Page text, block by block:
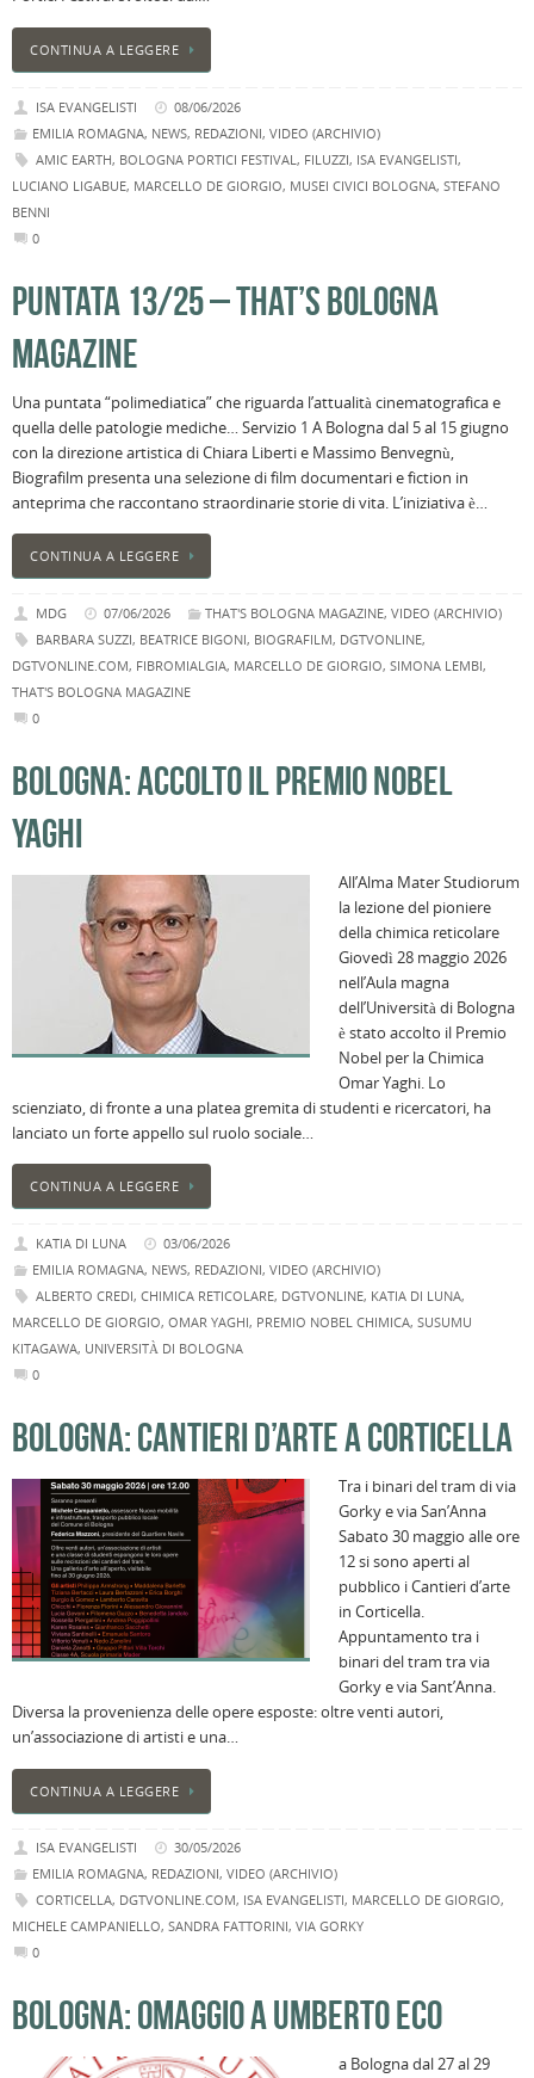
CONTINUA A LEGGERE
ISA EVANGELISTI
08/06/2026
EMILIA ROMAGNA, NEWS, REDAZIONI, VIDEO (ARCHIVIO)
AMIC EARTH, BOLOGNA PORTICI FESTIVAL , FILUZZI, ISA EVANGELISTI,
LUCIANO LIGABUE, MARCELLO DE GIORGIO, MUSEI CIVICI BOLOGNA, STEFANO
BENNI
0
PUNTATA 13/25 – THAT’S BOLOGNA
MAGAZINE
Una puntata “polimediatica” che riguarda l’attualità cinematografica e
quella delle patologie mediche… Servizio 1 A Bologna dal 5 al 15 giugno
con la direzione artistica di Chiara Liberti e Massimo Benvegnù,
Biografilm presenta una selezione di film documentari e fiction in
anteprima che raccontano straordinarie storie di vita. L’iniziativa è…
CONTINUA A LEGGERE
MDG 07/06/2026 THAT'S BOLOGNA MAGAZINE, VIDEO (ARCHIVIO)
BARBARA SUZZI, BEATRICE BIGONI, BIOGRAFILM, DGTVONLINE,
DGTVONLINE.COM, FIBROMIALGIA, MARCELLO DE GIORGIO, SIMONA LEMBI,
THAT'S BOLOGNA MAGAZINE
0
BOLOGNA: ACCOLTO IL PREMIO NOBEL
YAGHI
All’Alma Mater Studiorum
la lezione del pioniere
della chimica reticolare
Giovedì 28 maggio 2026
nell’Aula magna
dell’Università di Bologna
è stato accolto il Premio
Nobel per la Chimica
Omar Yaghi. Lo
scienziato, di fronte a una platea gremita di studenti e ricercatori, ha
lanciato un forte appello sul ruolo sociale…
CONTINUA A LEGGERE
KATIA DI LUNA
03/06/2026
EMILIA ROMAGNA, NEWS, REDAZIONI, VIDEO (ARCHIVIO)
ALBERTO CREDI, CHIMICA RETICOLARE, DGTVONLINE, KATIA DI LUNA,
MARCELLO DE GIORGIO, OMAR YAGHI, PREMIO NOBEL CHIMICA, SUSUMU
KITAGAWA, UNIVERSITÀ DI BOLOGNA
0
BOLOGNA: CANTIERI D’ARTE A CORTICELLA
Tra i binari del tram di via
Gorky e via San’Anna
Sabato 30 maggio alle ore
12 si sono aperti al
pubblico i Cantieri d’arte
in Corticella.
Appuntamento tra i
binari del tram tra via
Gorky e via Sant’Anna.
Diversa la provenienza delle opere esposte: oltre venti autori,
un’associazione di artisti e una…
CONTINUA A LEGGERE
ISA EVANGELISTI
30/05/2026
EMILIA ROMAGNA, REDAZIONI, VIDEO (ARCHIVIO)
CORTICELLA, DGTVONLINE.COM, ISA EVANGELISTI, MARCELLO DE GIORGIO,
MICHELE CAMPANIELLO, SANDRA FATTORINI, VIA GORKY
0
BOLOGNA: OMAGGIO A UMBERTO ECO
a Bologna dal 27 al 29